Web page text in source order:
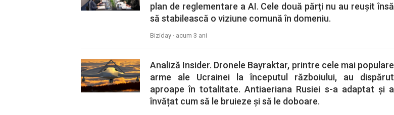
plan de reglementare a AI. Cele două părți nu au reușit însă
să stabilească o viziune comună în domeniu.
Biziday · acum 3 ani
Analiză Insider. Dronele Bayraktar, printre cele mai populare
arme ale Ucrainei la începutul războiului, au dispărut
aproape în totalitate. Antiaeriana Rusiei s-a adaptat și a
învățat cum să le bruieze și să le doboare.